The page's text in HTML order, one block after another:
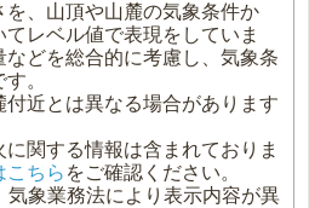
、山頂や山麓の気象条件か
レベル値で表現をしていま
どを総合的に考慮し、気象条
。
付近とは異なる場合があります
関する情報は含まれておりま
こちら をご確認ください。
象業務法により表示内容が異